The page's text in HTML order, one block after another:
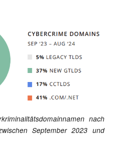
nach
September 2023 und